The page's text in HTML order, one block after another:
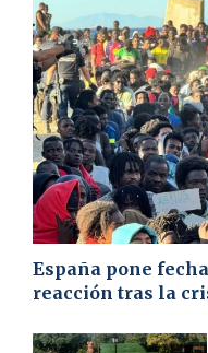
España pone
reacción tras la